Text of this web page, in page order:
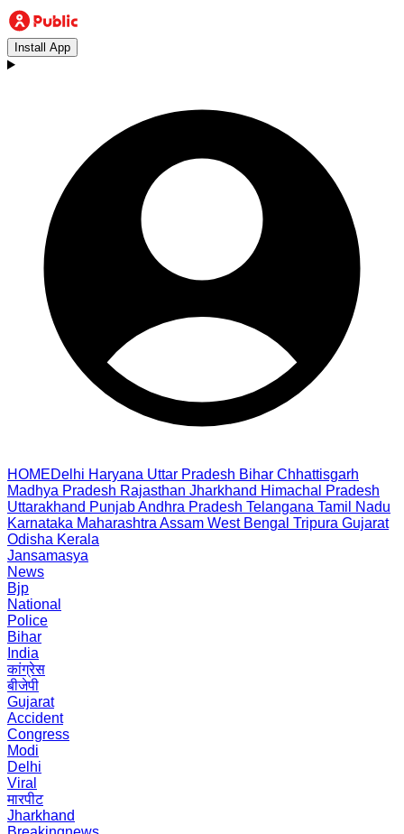
Install App
HOMEDelhi Haryana Uttar Pradesh Bihar Chhattisgarh
Madhya Pradesh Rajasthan Jharkhand Himachal Pradesh
Uttarakhand PunjabAndhra Pradesh Telangana Tamil Nadu
Karnataka Maharashtra Assam West Bengal Tripura Gujarat
Odisha Kerala
Jansamasya
News
Bjp
National
Police
Bihar
India
कांग्रेस
बीजेपी
Gujarat
Accident
Congress
Modi
Delhi
Viral
मारपीट
Jharkhand